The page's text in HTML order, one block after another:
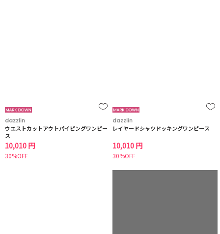
dazzlin
ウエストカットアウトパイピングワンピー
ス
10,010 円
30%OFF
dazzlin
レイヤードシャツドッキングワンピース
10,010 円
30%OFF